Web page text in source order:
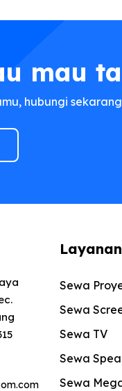
mau
hubungi
Sewa
Sewa
Sewa TV
Sewa
Sewa